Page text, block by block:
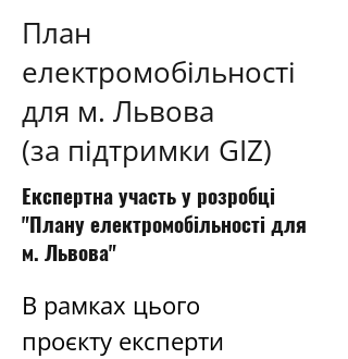
План
електромобільності
для м. Львова
(за підтримки GIZ)
Експертна участь у розробці
"Плану електромобільності для
м. Львова"
В рамках цього
проєкту експерти